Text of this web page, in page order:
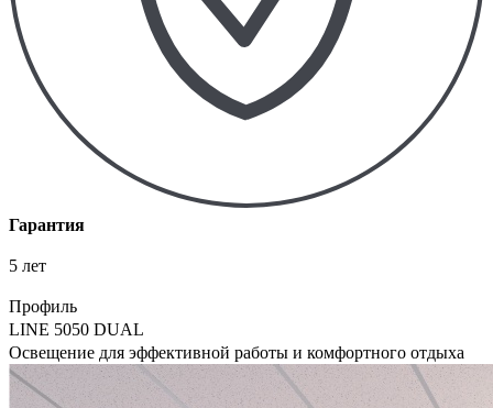
Гарантия
5 лет
Профиль
LINE 5050 DUAL
Освещение для эффективной работы и комфортного отдыха